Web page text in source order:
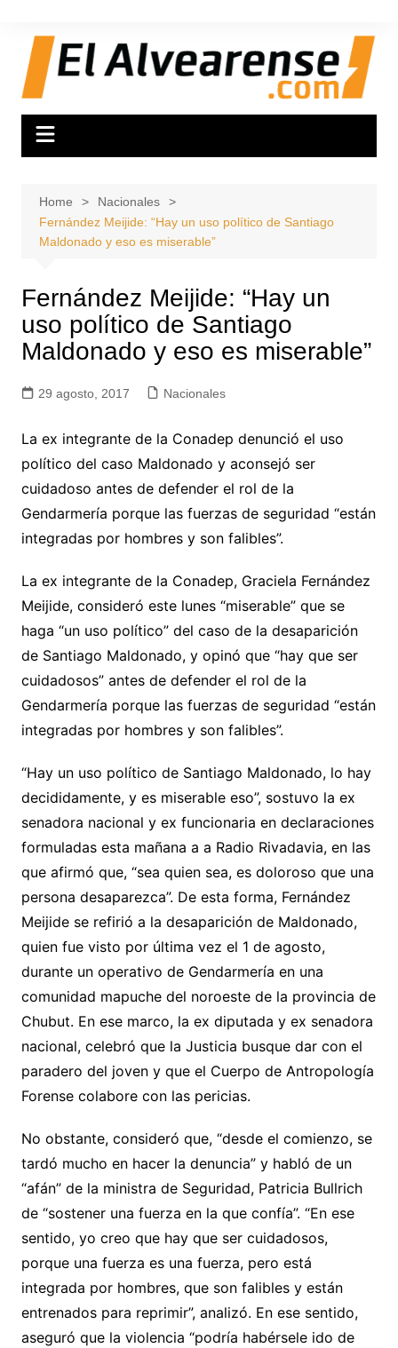
content
Home
Nacionales
Fernández Meijide: “Hay un uso político de Santiago
Maldonado y eso es miserable”
Fernández Meijide: “Hay un
uso político de Santiago
Maldonado y eso es miserable”
29 agosto, 2017 Nacionales
La ex integrante de la Conadep denunció el uso
político del caso Maldonado y aconsejó ser
cuidadoso antes de defender el rol de la
Gendarmería porque las fuerzas de seguridad “están
integradas por hombres y son falibles”.
La ex integrante de la Conadep, Graciela Fernández
Meijide, consideró este lunes “miserable” que se
haga “un uso político” del caso de la desaparición
de Santiago Maldonado, y opinó que “hay que ser
cuidadosos” antes de defender el rol de la
Gendarmería porque las fuerzas de seguridad “están
integradas por hombres y son falibles”.
“Hay un uso político de Santiago Maldonado, lo hay
decididamente, y es miserable eso”, sostuvo la ex
senadora nacional y ex funcionaria en declaraciones
formuladas esta mañana a a Radio Rivadavia, en las
que afirmó que, “sea quien sea, es doloroso que una
persona desaparezca”. De esta forma, Fernández
Meijide se refirió a la desaparición de Maldonado,
quien fue visto por última vez el 1 de agosto,
durante un operativo de Gendarmería en una
comunidad mapuche del noroeste de la provincia de
Chubut. En ese marco, la ex diputada y ex senadora
nacional, celebró que la Justicia busque dar con el
paradero del joven y que el Cuerpo de Antropología
Forense colabore con las pericias.
No obstante, consideró que, “desde el comienzo, se
tardó mucho en hacer la denuncia” y habló de un
“afán” de la ministra de Seguridad, Patricia Bullrich
de “sostener una fuerza en la que confía”. “En ese
sentido, yo creo que hay que ser cuidadosos,
porque una fuerza es una fuerza, pero está
integrada por hombres, que son falibles y están
entrenados para reprimir”, analizó. En ese sentido,
aseguró que la violencia “podría habérsele ido de